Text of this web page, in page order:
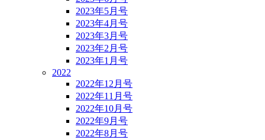
2023年5月号
2023年4月号
2023年3月号
2023年2月号
2023年1月号
2022
2022年12月号
2022年11月号
2022年10月号
2022年9月号
2022年8月号